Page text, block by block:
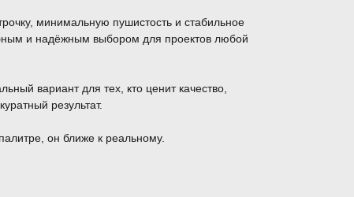
минимальную пушистость и стабильное
и надёжным выбором для проектов любой
вариант для тех, кто ценит качество,
результат.
он ближе к реальному.